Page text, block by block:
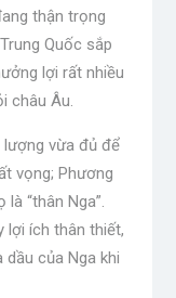
thận trọng
Quốc sắp
lợi rất nhiều
châu Âu.
lượng vừa đủ để
vọng; Phương
“thân Nga”.
lợi ích thân thiết,
của Nga khi